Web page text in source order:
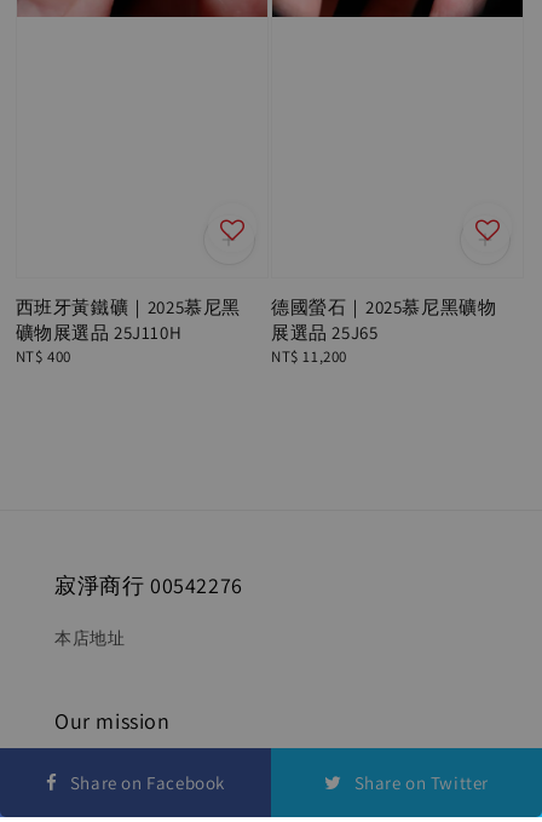
西班牙黃鐵礦｜2025慕尼黑
礦物展選品 25J110H
Regular
NT$ 400
德國螢石｜2025慕尼黑礦物
展選品 25J65
Regular
NT$ 11,200
寂淨商行 00542276
本店地址
Our mission
宇宙合作社致力提供給日夜在節奏快速的現實生活奔
Share on Facebook Share on Twitter